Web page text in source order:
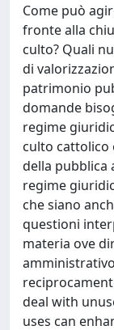
Come può
fronte alla
culto? Quali
di
patrimonio
domande
regime
culto cattolico
della pubblica
regime
che siano
questioni
materia ove
deal with
uses can